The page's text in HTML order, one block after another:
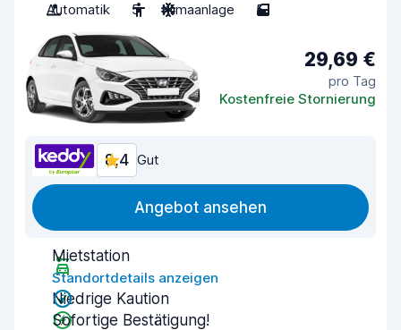
Automatik
5 Klimaanlage 5
29,69 €
pro Tag
Kostenfreie Stornierung
8,4 Gut
Angebot ansehen
Mietstation
Standortdetails anzeigen
Niedrige Kaution
Sofortige Bestätigung!